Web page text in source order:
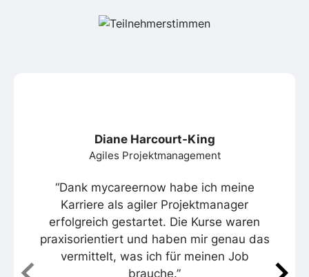
Diane Harcourt-King
Agiles Projektmanagement
“Dank mycareernow habe ich meine
Karriere als agiler Projektmanager
erfolgreich gestartet. Die Kurse waren
praxisorientiert und haben mir genau das
vermittelt, was ich für meinen Job
brauche.”